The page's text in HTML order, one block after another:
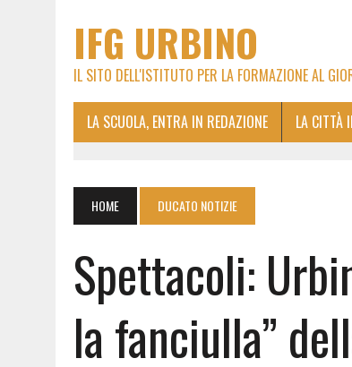
IFG URBINO
IL SITO DELL'ISTITUTO PER LA FORMAZIONE AL
LA SCUOLA, ENTRA IN REDAZIONE LA CITTÀ
HOME DUCATO NOTIZIE
Spettacoli:
la fanciulla”